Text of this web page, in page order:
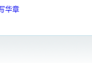
华章